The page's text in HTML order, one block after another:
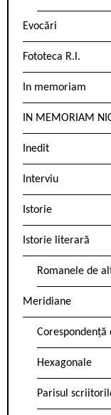
Evocări
Fototeca R.l.
In memoriam
IN MEMORIAM
Inedit
Interviu
Istorie
Istorie literară
Romanele de
Meridiane
Corespondență
Hexagonale
Parisul